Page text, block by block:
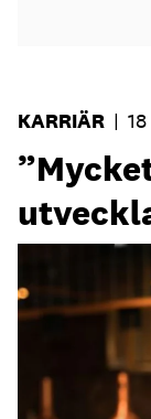
KARRIÄR |